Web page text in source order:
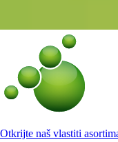
Otkrijte naš vlastiti